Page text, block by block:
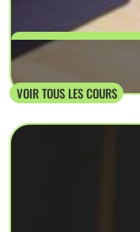
VOIR TOUS LES COURS